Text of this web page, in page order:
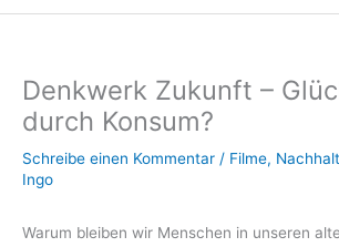
Denkwerk Zukunft –
durch Konsum?
Schreibe einen Kommentar / Filme,
Ingo
Warum bleiben wir Menschen in unseren